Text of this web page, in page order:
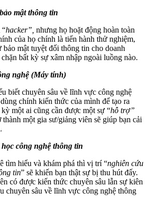
mật thông tin
“hacker”, nhưng họ hoặt động hoàn toàn
của họ chính là tiến hành thử nghiệm,
bảo mật tuyệt đối thông tin cho doanh
bất kỳ sự xâm nhập ngoài luồng nào.
nghệ (Máy tính)
biết chuyên sâu về lĩnh vực công nghệ
chính kiến thức của mình để tạo ra
một ai cũng cần được một sự “hỗ trợ”
một gia sư/giảng viên sẽ giúp bạn cải
công nghệ thông tin
tìm hiểu và khám phá thì vị trí “nghiên cứu
tin” sẽ khiến bạn thật sự bị thu hút đấy.
có được kiến thức chuyên sâu lẫn sự kiên
chuyên sâu về lĩnh vực công nghệ thông